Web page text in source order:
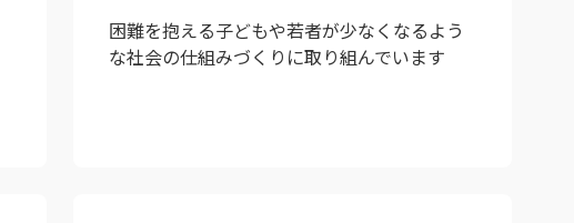
困難を抱える子どもや若者が少なくなるよう
な社会の仕組みづくりに取り組んでいます